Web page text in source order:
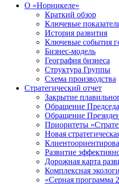
О «Норникеле»
Краткий обзор
Ключевые
История развития
Ключевые события
Бизнес-модель
География бизнеса
Структура Группы
Схема производства
Стратегический отчет
Закрытие
Обращение
Обращение
Приоритеты
Новая
Развитие
Дорожная карта
Комплексная
«Серная программа